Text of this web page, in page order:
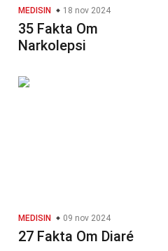
MEDISIN 18 nov 2024
35 Fakta Om
Narkolepsi
MEDISIN 09 nov 2024
27 Fakta Om Diaré